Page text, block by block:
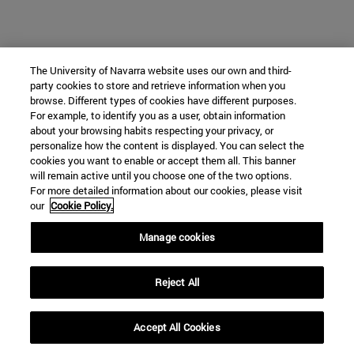
The University of Navarra website uses our own and third-
party cookies to store and retrieve information when you
browse. Different types of cookies have different purposes.
For example, to identify you as a user, obtain information
about your browsing habits respecting your privacy, or
personalize how the content is displayed. You can select the
cookies you want to enable or accept them all. This banner
will remain active until you choose one of the two options.
For more detailed information about our cookies, please visit
our Cookie Policy.
Manage cookies
Reject All
Accept All Cookies